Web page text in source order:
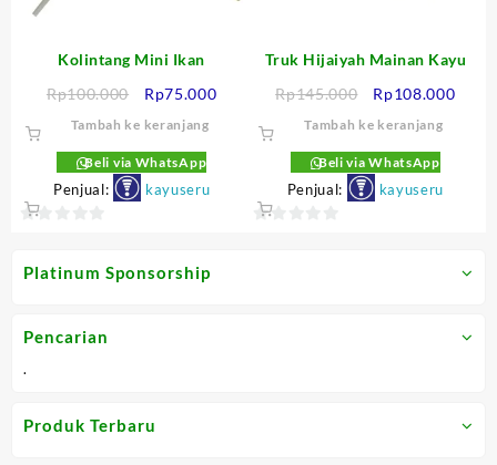
Platinum Sponsorship
Pencarian
.
Produk Terbaru
Kolintang Mini Ikan
Rp100.000
Harga
aslinya
Rp100.000.
Rp75.000Harga
Rp75.000.
Tambah ke keranjang
Beli via WhatsApp
Penjual: kayuseru
of
Truk Hijaiyah Mainan Kayu
Rp145.000
Harga
aslinya
Rp145.000.
Rp108.000
Tambah ke keranjang
Beli via WhatsApp
Penjual: kayuseru